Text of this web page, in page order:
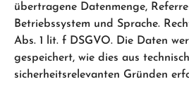
übertragene Datenmenge,
Betriebssystem und Sprache.
Abs. 1 lit. f DSGVO. Die Daten
gespeichert, wie dies aus
sicherheitsrelevanten Gründen